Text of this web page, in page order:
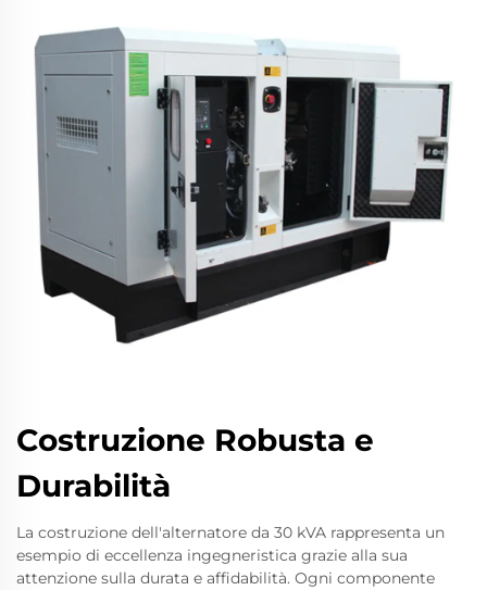
Costruzione Robusta e
Durabilità
La costruzione dell'alternatore da 30 kVA rappresenta un
esempio di eccellenza ingegneristica grazie alla sua
attenzione sulla durata e affidabilità. Ogni componente